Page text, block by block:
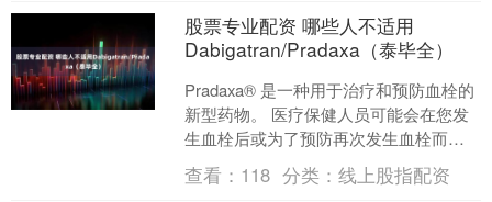
股票专业配资 哪些人不适用
Dabigatran/Pradaxa（泰毕全）
Pradaxa® 是一种用于治疗和预防血栓的
新型药物。 医疗保健人员可能会在您发
生血栓后或为了预防再次发生血栓而为
您开具此药。如果您接受了髋关节置换
手术，术后可....
查看： 118 分类：线上股指配资